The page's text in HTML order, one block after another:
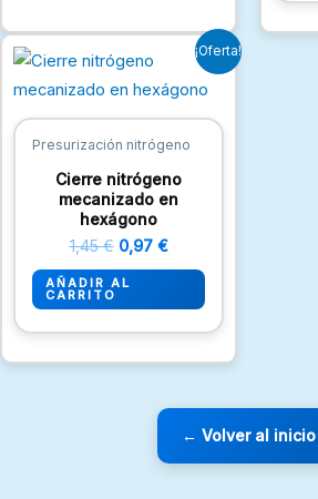
con
de 5
¡Oferta!
Presurización nitrógeno
Cierre nitrógeno
mecanizado en
hexágono
1,45€
precio
original
1,45 €.
0,97 €
precio
actual
es:
0,97 €.
AÑADIR AL
CARRITO
← Volver al inicio